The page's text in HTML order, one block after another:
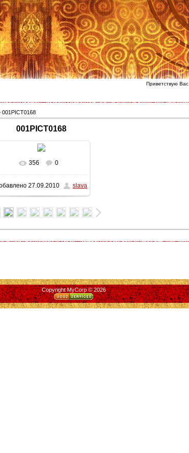
Приветствую Вас
001PICT0168
001PICT0168
В реальном размере
748x1024/ 250.5Kb
356 0
27.09.2010 slava
Copyright MyCorp © 2026